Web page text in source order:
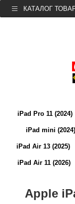
КАТАЛОГ
iPad Pro 11 (2024)
iPad mini (2024)
iPad Air 13 (2025)
iPad Air 11 (2026)
Apple